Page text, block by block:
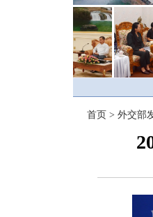
首页 > 外交部